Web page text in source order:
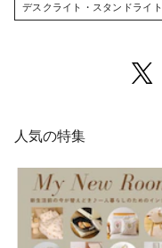
デスクライト・スタンドライト
人気の特集